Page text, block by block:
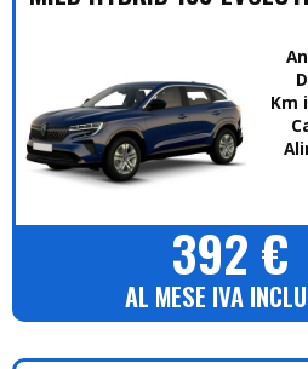
Km
Alimentazione
392 €
AL MESE IVA